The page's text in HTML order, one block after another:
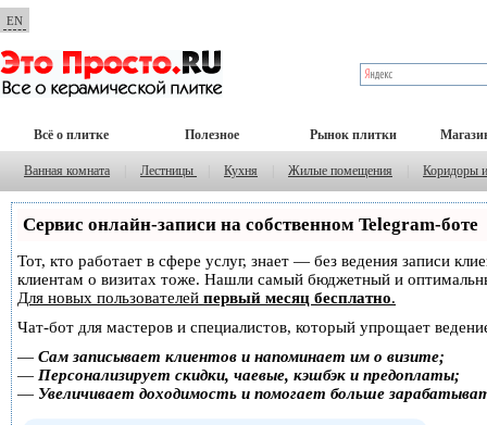
EN
Всё о плитке Полезное Рынок плитки
Ванная комната Лестницы Кухня Жилые помещения Коридоры
Сервис онлайн-записи на собственном Telegram-боте
Тот, кто работает в сфере услуг, знает — без ведения записи
клиентам о визитах тоже. Нашли самый бюджетный и
Для новых пользователей первый месяц бесплатно.
Чат-бот для мастеров и специалистов, который упрощает
— Сам записывает клиентов и напоминает им о визите;
— Персонализирует скидки, чаевые, кэшбэк и предоплаты;
— Увеличивает доходимость и помогает больше